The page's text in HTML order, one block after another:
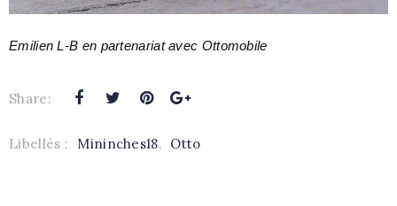
Emilien L-B en partenariat avec Ottomobile
Share:
Libellés : Mininches18, Otto